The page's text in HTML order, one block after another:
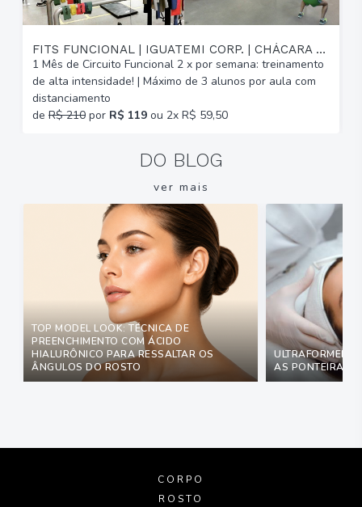
FITS FUNCIONAL | IGUATEMI CORP. | CHÁCARA DAS PEDRAS
1 Mês de Circuito Funcional 2 x por semana: treinamento
de alta intensidade! | Máximo de 3 alunos por aula com
distanciamento
de R$ 210 por R$ 119 ou 2x R$ 59,50
DO BLOG
ver mais
TOP MODEL LOOK: TÉCNICA DE
PREENCHIMENTO COM ÁCIDO
HIALURÔNICO PARA RESSALTAR OS
ÂNGULOS DO ROSTO
ULTRAFORMER:
AS PONTEIRAS
CORPO
ROSTO